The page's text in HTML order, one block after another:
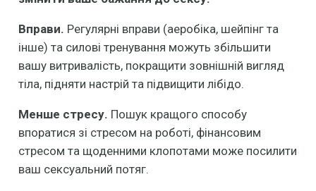
Вправи. Регулярні вправи (аеробіка, шейпінг та
інше) та силові тренування можуть збільшити
вашу витривалість, покращити зовнішній вигляд
тіла, підняти настрій та підвищити лібідо.
Менше стресу. Пошук кращого способу
впоратися зі стресом на роботі, фінансовим
стресом та щоденними клопотами може посилити
ваш сексуальний потяг.